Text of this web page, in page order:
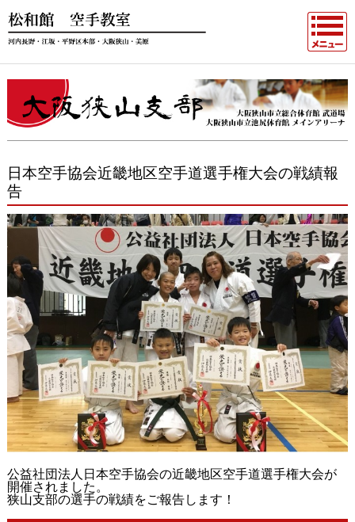
日本空手協会近畿地区空手道選手権大会の戦績報
告
公益社団法人日本空手協会の近畿地区空手道選手権大会が
開催されました。
狭山支部の選手の戦績をご報告します！